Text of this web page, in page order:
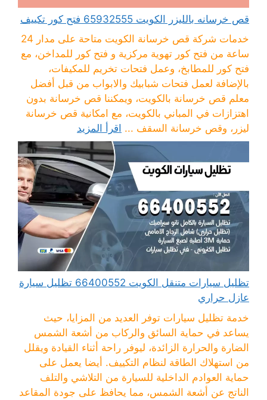
قص خرسانه بالليزر الكويت 65932555 فتح كور تكييف
خدمات شركة قص خرسانة الكويت متاحة على مدار 24
ساعة من فتح كور تهوية مركزية و فتح كور للمداخن، مع
فتح كور للمطابخ، وعمل فتحات تخريم للمكيفات،
بالإضافة لعمل فتحات شبابيك والابواب من قبل أفضل
معلم قص خرسانة بالكويت، ويمكننا قص خرسانة بدون
اهتزازات في المباني بالكويت، مع امكانية قص خرسانة
ليزر، وقص خرسانة السقف ... اقرأ المزيد
تظليل سيارات متنقل الكويت 66400552 تظليل سيارة
عازل حراري
خدمة تظليل سيارات توفر العديد من المزايا، حيث
يساعد في حماية السائق والركاب من أشعة الشمس
الضارة والحرارة الزائدة، ليوفر راحة أثناء القيادة ويقلل
من استهلاك الطاقة لنظام التكييف. أيضا يعمل على
حماية العوادم الداخلية للسيارة من التلاشي والتلف
الناتج عن أشعة الشمس، مما يحافظ على جودة المقاعد